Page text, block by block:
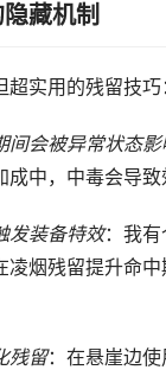
藏机制
实用的残留技巧
间会被异常状态影
成中，中毒会导致
发装备特效：我有
凌烟残留提升命
残留：在悬崖边使